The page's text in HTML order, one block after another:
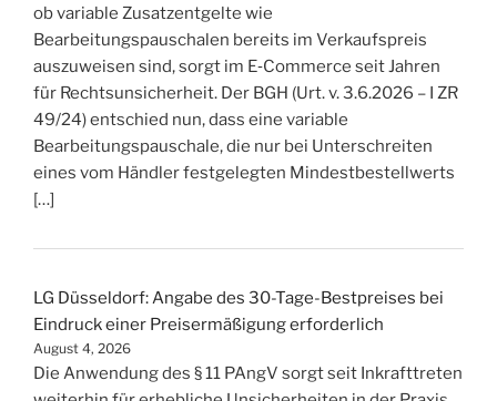
ob variable Zusatzentgelte wie
Bearbeitungspauschalen bereits im Verkaufspreis
auszuweisen sind, sorgt im E‑Commerce seit Jahren
für Rechtsunsicherheit. Der BGH (Urt. v. 3.6.2026 – I ZR
49/24) entschied nun, dass eine variable
Bearbeitungspauschale, die nur bei Unterschreiten
eines vom Händler festgelegten Mindestbestellwerts
[…]
LG Düsseldorf: Angabe des 30-Tage-Bestpreises bei
Eindruck einer Preisermäßigung erforderlich
August 4, 2026
Die Anwendung des § 11 PAngV sorgt seit Inkrafttreten